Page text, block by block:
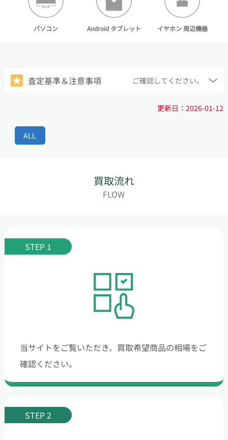
パソコン Android タブレット イヤホン 周辺機器
査定基準＆注意事項 ご確認してください。
更新日：2026-01-12
ALL
買取流れ
FLOW
STEP 1
当サイトをご覧いただき、買取希望商品の相場をご
確認ください。
STEP 2